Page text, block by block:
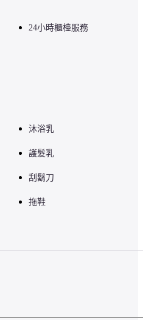
24小時櫃檯服務
沐浴乳
護髮乳
刮鬍刀
拖鞋